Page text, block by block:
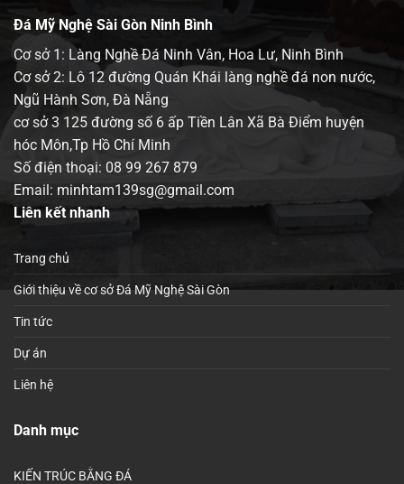
Đá Mỹ Nghệ Sài Gòn Ninh Bình
Cơ sở 1: Làng Nghề Đá Ninh Vân, Hoa Lư, Ninh Bình
Cơ sở 2: Lô 12 đường Quán Khái làng nghề đá non nước,
Ngũ Hành Sơn, Đà Nẵng
cơ sở 3 125 đường số 6 ấp Tiền Lân Xã Bà Điểm huyện
hóc Môn,Tp Hồ Chí Minh
Số điện thoại: 08 99 267 879
Email: minhtam139sg@gmail.com
Liên kết nhanh
Trang chủ
Giới thiệu về cơ sở Đá Mỹ Nghệ Sài Gòn
Tin tức
Dự án
Liên hệ
Danh mục
KIẾN TRÚC BẰNG ĐÁ